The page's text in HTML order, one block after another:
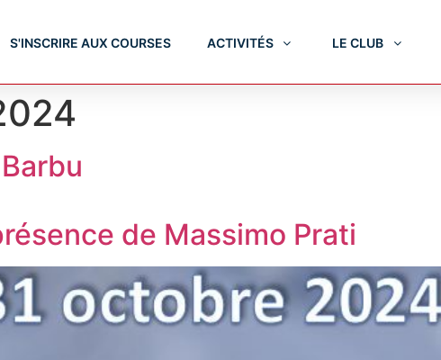
S'INSCRIRE AUX COURSES ACTIVITÉS LE CLUB
de Massimo Prati